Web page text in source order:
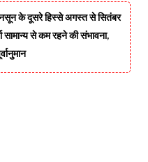
के दूसरे हिस्से अगस्त से सितंबर
सामान्य से कम रहने की संभावना,